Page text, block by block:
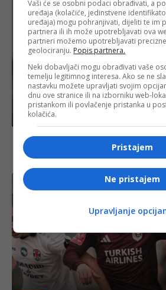
Izdvojeno
Zapadna Evropa zabilježila
stručnjaci upozoravaju na sve
valove
Vaši će se osobni podaci obrađivati, a
uređaja (kolačiće, jedinstvene
uređaja) mogu pohranjivati, dijeliti te im
partnera ili ih može upotrebljavati ova
partneri možemo upotrebljavati
geolociranju. Popis partnera.
Neki dobavljači mogu obrađivati vaše
temelju legitimnog interesa. Ako se ne
nastavku možete upravljati svojim
dnu ove stranice ili na izborniku web-
pristankom ili povlačenje pristanka u
kolačića.
Pristajem
Ne pristajem
Upravljanje